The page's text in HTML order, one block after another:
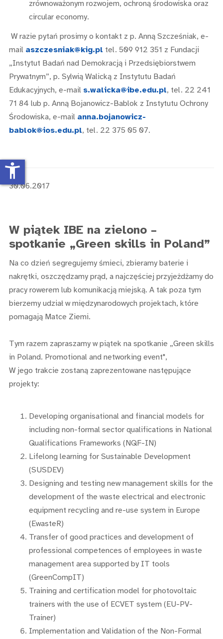
zrównoważonym rozwojem, ochroną środowiska oraz
circular economy.
W razie pytań prosimy o kontakt z p. Anną Szcześniak, e-
mail aszczesniak@kig.pl tel. 509 912 351 z Fundacji
„Instytut Badań nad Demokracją i Przedsiębiorstwem
Prywatnym”, p. Sylwią Walicką z Instytutu Badań
Edukacyjnych, e-mail s.walicka@ibe.edu.pl, tel. 22 241
71 84 lub p. Anną Bojanowicz-Bablok z Instytutu Ochrony
Środowiska, e-mail anna.bojanowicz-
bablok@ios.edu.pl, tel. 22 375 05 07.
30.06.2017
W piątek IBE na zielono –
spotkanie „Green skills in Poland”
Na co dzień segregujemy śmieci, zbieramy baterie i
nakrętki, oszczędzamy prąd, a najczęściej przyjeżdżamy do
pracy rowerem lub komunikacją miejską. A tak poza tym
bierzemy udział w międzynarodowych projektach, które
pomagają Matce Ziemi.
Tym razem zapraszamy w piątek na spotkanie „Green skills
in Poland. Promotional and networking event",
W jego trakcie zostaną zaprezentowane następujące
projekty:
Developing organisational and financial models for
including non-formal sector qualifications in National
Qualifications Frameworks (NQF-IN)
Lifelong learning for Sustainable Development
(SUSDEV)
Designing and testing new management skills for the
development of the waste electrical and electronic
equipment recycling and re-use system in Europe
(EwasteR)
Transfer of good practices and development of
professional competences of employees in waste
management area supported by IT tools
(GreenCompIT)
Training and certification model for photovoltaic
trainers with the use of ECVET system (EU-PV-
Trainer)
Implementation and Validation of the Non-Formal
accessibility_new